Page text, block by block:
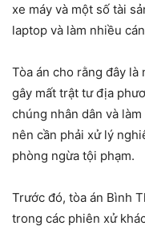
xe máy và một số tài
laptop và làm nhiều
Tòa án cho rằng đây là
gây mất trật tư địa
chúng nhân dân và
nên cần phải xử lý
phòng ngừa tội phạm.
Trước đó, tòa án Bình
trong các phiên xử